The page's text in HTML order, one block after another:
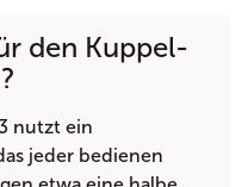
den Kuppel-
nutzt ein
jeder bedienen